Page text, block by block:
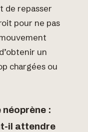
de repasser
pour ne pas
un
chargées ou
néoprène :
il attendre